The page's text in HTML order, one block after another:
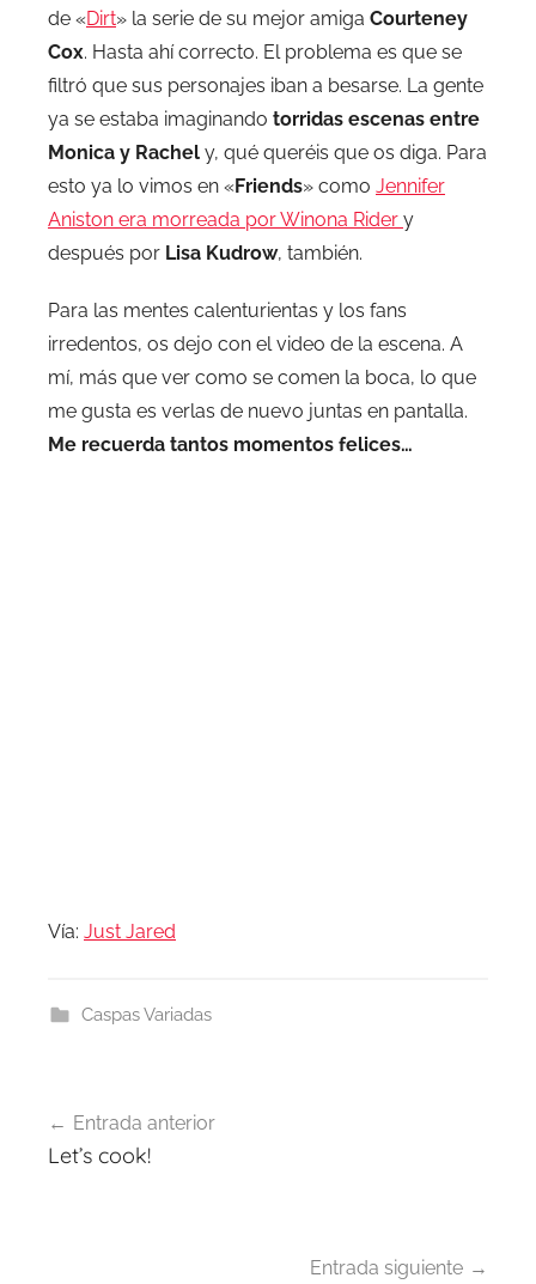
de «Dirt» la serie de su mejor amiga Courteney
Cox. Hasta ahí correcto. El problema es que se
filtró que sus personajes iban a besarse. La gente
ya se estaba imaginando torridas escenas entre
Monica y Rachel y, qué queréis que os diga. Para
esto ya lo vimos en «Friends» como Jennifer
Aniston era morreada por Winona Rider y
después por Lisa Kudrow, también.
Para las mentes calenturientas y los fans
irredentos, os dejo con el video de la escena. A
mí, más que ver como se comen la boca, lo que
me gusta es verlas de nuevo juntas en pantalla.
Me recuerda tantos momentos felices…
Vía: Just Jared
Caspas Variadas
de
Entrada anterior
Let’s cook!
Entrada siguiente